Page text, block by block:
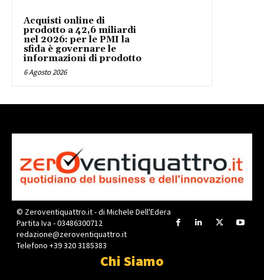
Acquisti online di
prodotto a 42,6 miliardi
nel 2026: per le PMI la
sfida è governare le
informazioni di prodotto
6 Agosto 2026
© Zeroventiquattro.it - di Michele Dell'Edera
Partita Iva - 03486300712
redazione@zeroventiquattro.it
Telefono +39 320 3185383
Chi Siamo